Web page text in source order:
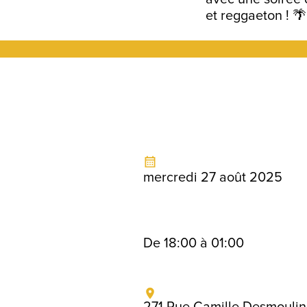
et reggaeton !
mercredi 27 août 2025
De 18:00 à 01:00